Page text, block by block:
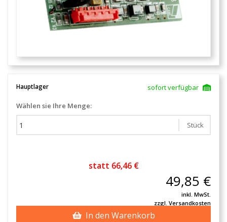
Hauptlager
sofort verfügbar
Wählen sie Ihre Menge:
Stück
statt 66,46 €
49,85 €
inkl. MwSt.
zzgl. Versandkosten
In den Warenkorb